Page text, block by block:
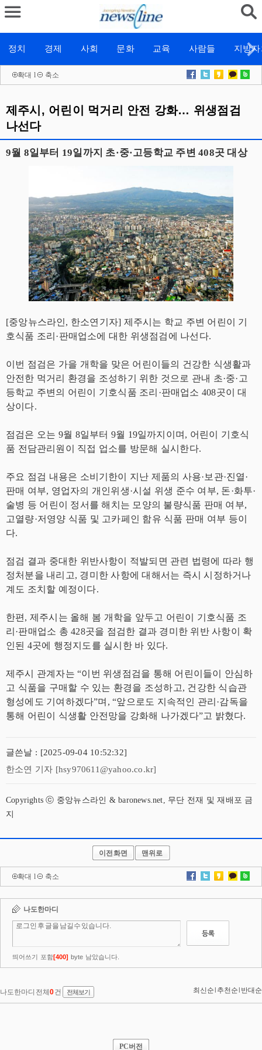
정치 경제 사회 문화 교육 사람들 지방
확대 l 축소
제주시, 어린이 먹거리 안전 강화… 위생점검
나선다
9월 8일부터 19일까지 초·중·고등학교 주변 408곳 대상
[중앙뉴스라인, 한소연기자] 제주시는 학교 주변 어린이 기
호식품 조리·판매업소에 대한 위생점검에 나선다.
이번 점검은 가을 개학을 맞은 어린이들의 건강한 식생활과
안전한 먹거리 환경을 조성하기 위한 것으로 관내 초·중·고
등학교 주변의 어린이 기호식품 조리·판매업소 408곳이 대
상이다.
점검은 오는 9월 8일부터 9월 19일까지이며, 어린이 기호식
품 전담관리원이 직접 업소를 방문해 실시한다.
주요 점검 내용은 소비기한이 지난 제품의 사용·보관·진열·
판매 여부, 영업자의 개인위생·시설 위생 준수 여부, 돈·화투·
술병 등 어린이 정서를 해치는 모양의 불량식품 판매 여부,
고열량·저영양 식품 및 고카페인 함유 식품 판매 여부 등이
다.
점검 결과 중대한 위반사항이 적발되면 관련 법령에 따라 행
정처분을 내리고, 경미한 사항에 대해서는 즉시 시정하거나
계도 조치할 예정이다.
한편, 제주시는 올해 봄 개학을 앞두고 어린이 기호식품 조
리·판매업소 총 428곳을 점검한 결과 경미한 위반 사항이 확
인된 4곳에 행정지도를 실시한 바 있다.
제주시 관계자는 “이번 위생점검을 통해 어린이들이 안심하
고 식품을 구매할 수 있는 환경을 조성하고, 건강한 식습관
형성에도 기여하겠다”며, “앞으로도 지속적인 관리·감독을
통해 어린이 식생활 안전망을 강화해 나가겠다”고 밝혔다.
글쓴날 : [2025-09-04 10:52:32]
한소연 기자 [hsy970611@yahoo.co.kr]
Copyrights ⓒ 중앙뉴스라인 & baronews.net, 무단 전재 및 재배포 금
지
이전화면 맨위로
확대 l 축소
PC버전